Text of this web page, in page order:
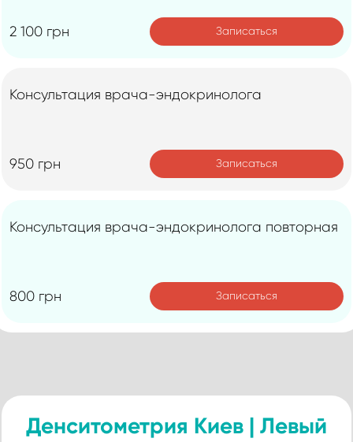
2 100 грн Записаться
Консультация врача-эндокринолога
950 грн Записаться
Консультация врача-эндокринолога повторная
800 грн Записаться
Денситометрия Киев | Левый